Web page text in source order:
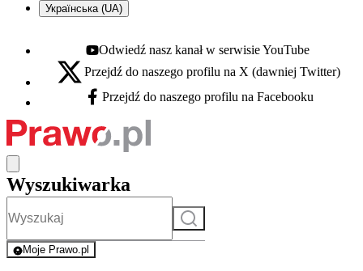
Українська (UA)
Youtube - otwiera się w nowej karcie
Odwiedź nasz kanał w serwisie YouTube
X - otwiera się w nowej karcie
Przejdź do naszego profilu na X (dawniej Twitter)
Facebook - otwiera się w nowej karcie
Przejdź do naszego profilu na Facebooku
Wyszukiwarka
Szukaj
Moje Prawo.pl
- rejestracja i logowanie do serwisu